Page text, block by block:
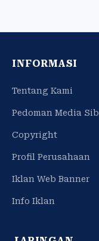
INFORMASI
Tentang Kami
Pedoman Media
Copyright
Profil Perusahaan
Iklan Web Banner
Info Iklan